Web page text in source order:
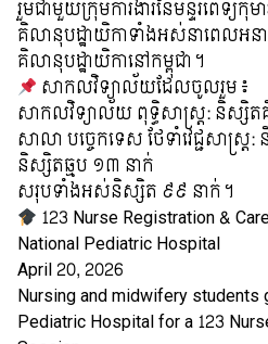
រួមជាមួយក្រុមការងារនៃមន្ទីរពេទ្យកុមា
គិលានុបដ្ឋាយិកាទាំងអស់នាពេលអន
គិលានុបដ្ឋាយិកានៅកម្ពុជា។
សាកលវិទ្យាល័យដែលចូលរួម៖
សាកលវិទ្យាល័យ ពុទ្ធិសាស្ត្រ: និស្សិ
សាលា បច្ចេកទេស ថែទាំវេជ្ជសាស្រ្
និស្សិតឆ្មប ១៣ នាក់
សរុបទាំងអស់និស្សិត ៩៩ នាក់។
123 Nurse Registration &
National Pediatric Hospital
April 20, 2026
Nursing and midwifery students
Pediatric Hospital for a 123